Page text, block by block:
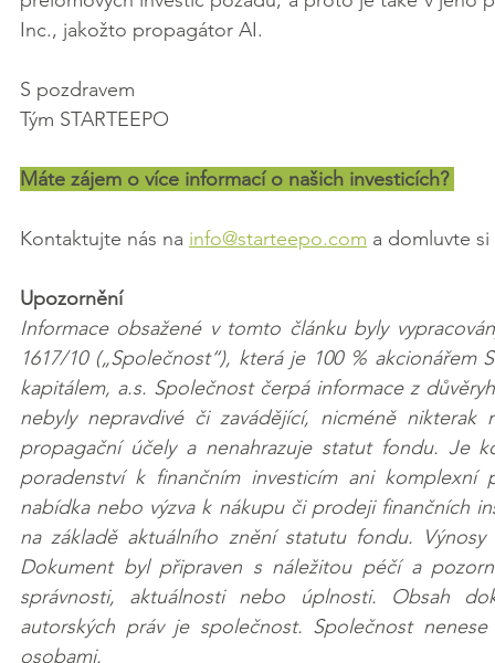
Inc., jakožto propagátor AI.
S pozdravem
Tým STARTEEPO
Máte zájem o více informací o našich investicích?
Kontaktujte nás na info@starteepo.com a domluvte si
Upozornění
Informace obsažené v tomto článku byly
1617/10 („Společnost“), která je 100 % akcionářem
kapitálem, a.s. Společnost čerpá informace z
nebyly nepravdivé či zavádějící, nicméně
propagační účely a nenahrazuje statut fondu. Je
poradenství k finančním investicím ani
nabídka nebo výzva k nákupu či prodeji finančních
na základě aktuálního znění statutu fondu.
Dokument byl připraven s náležitou péčí a
správnosti, aktuálnosti nebo úplnosti. Obsah
autorských práv je společnost. Společnost
osobami.